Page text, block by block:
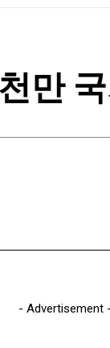
만
- Advertisement -